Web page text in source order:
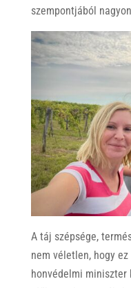
szempontjából
A táj szépsége,
nem véletlen, hogy
honvédelmi miniszter